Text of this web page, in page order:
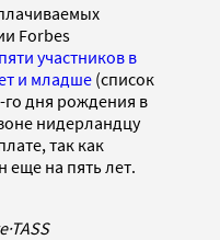
Forbes
участников в
и младше (список
дня рождения в
нидерландцу
так как
еще на пять лет.
·TASS